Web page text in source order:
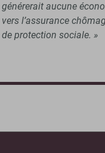
générerait aucune
vers l’assurance
de protection sociale. »